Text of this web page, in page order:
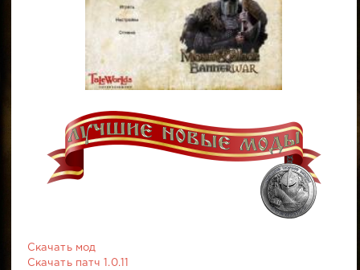
Скачать мод
Скачать патч 1.0.11